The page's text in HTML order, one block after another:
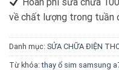
về chất lượng trong tuần
Danh mục: SỬA CHỮA ĐIỆN
Từ khóa:thay ổ sim samsung